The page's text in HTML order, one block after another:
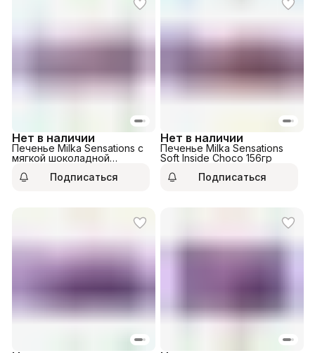
Нет в наличии
Печенье Milka Sensations с
мягкой шоколадной
Подписаться
Нет в наличии
Печенье Milka Sensations
Soft Inside Choco 156гр
Подписаться